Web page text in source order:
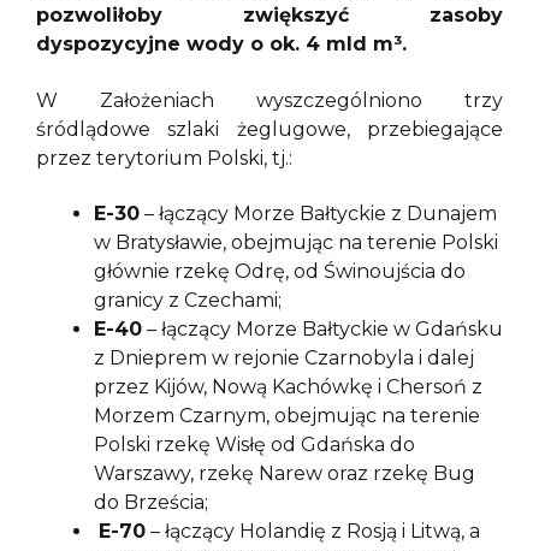
pozwoliłoby zwiększyć zasoby
dyspozycyjne wody o ok. 4 mld m³.
W Założeniach wyszczególniono trzy
śródlądowe szlaki żeglugowe, przebiegające
przez terytorium Polski, tj.:
E-30 – łączący Morze Bałtyckie z Dunajem
w Bratysławie, obejmując na terenie Polski
głównie rzekę Odrę, od Świnoujścia do
granicy z Czechami;
E-40 – łączący Morze Bałtyckie w Gdańsku
z Dnieprem w rejonie Czarnobyla i dalej
przez Kijów, Nową Kachówkę i Chersoń z
Morzem Czarnym, obejmując na terenie
Polski rzekę Wisłę od Gdańska do
Warszawy, rzekę Narew oraz rzekę Bug
do Brześcia;
E-70 – łączący Holandię z Rosją i Litwą, a